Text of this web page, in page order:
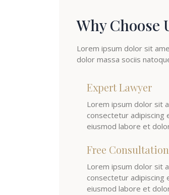
Why Choose
Lorem ipsum dolor sit
dolor massa sociis
Expert Lawyer
Lorem ipsum dolor sit
consectetur adipiscing
eiusmod labore et
Free Consultation
Lorem ipsum dolor sit
consectetur adipiscing
eiusmod labore et